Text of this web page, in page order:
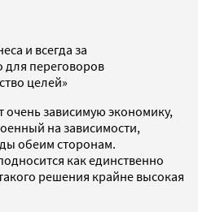
и всегда за
переговоров
целей»
очень зависимую экономику,
на зависимости,
обеим сторонам.
как единственно
решения крайне высокая